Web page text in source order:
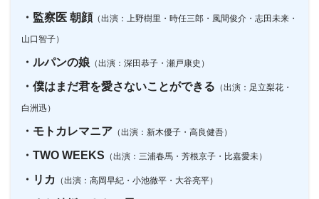
・監察医 朝顔 （出演：上野樹里・時任三郎・風間俊介・志田未来・
山口智子）
・ルパンの娘 （出演：深田恭子・瀬戸康史）
・僕はまだ君を愛さないことができる （出演：足立梨花・
白洲迅）
・モトカレマニア （出演：新木優子・高良健吾）
・TWO WEEKS （出演：三浦春馬・芳根京子・比嘉愛未）
・リカ （出演：高岡早紀・小池徹平・大谷亮平）